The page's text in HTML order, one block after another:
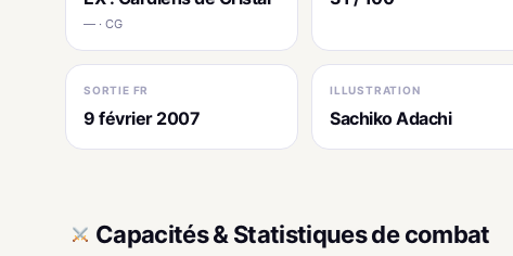
— · CG
SORTIE FR
9 février 2007
ILLUSTRATION
Sachiko Adachi
Capacités & Statistiques de combat